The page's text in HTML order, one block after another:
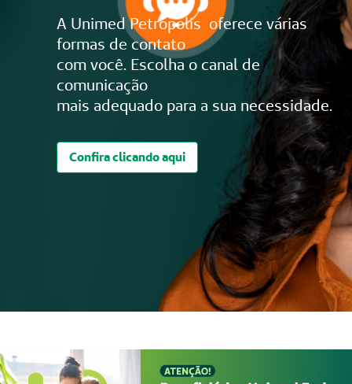
A Unimed Petrópolis oferece várias
formas de contato
com você. Escolha o canal de
comunicação
mais adequado para a sua necessidade.
Confira clicando aqui